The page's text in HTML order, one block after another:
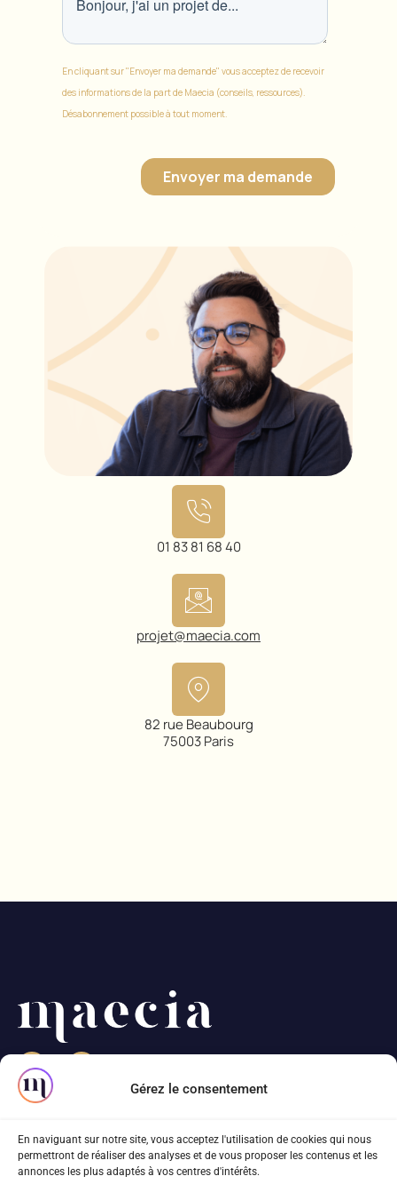
Gérez le consentement
En naviguant sur notre site, vous acceptez l'utilisation de cookies qui nous
permettront de réaliser des analyses et de vous proposer les contenus et les
annonces les plus adaptés à vos centres d'intérêts.
01 83 81 68 40
projet@maecia.com
82 rue Beaubourg
75003 Paris
75003 Paris